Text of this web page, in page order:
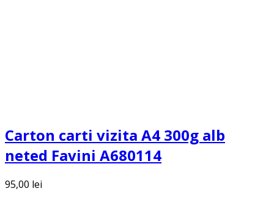
Carton carti vizita A4 300g alb
neted Favini A680114
95,00 lei